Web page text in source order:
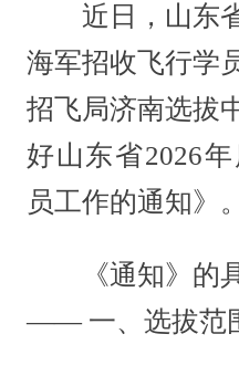
近日，山东省
海军招收飞行学
招飞局济南选拔
好山东省2026
员工作的通知》。
《通知》的具
—— 一、选拔范